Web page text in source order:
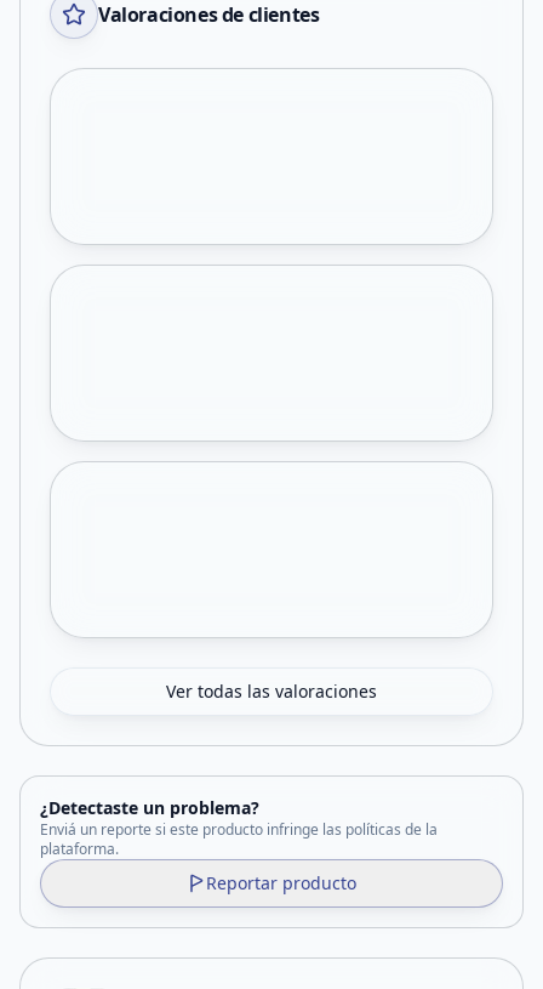
Valoraciones de clientes
Ver todas las valoraciones
¿Detectaste un problema?
Enviá un reporte si este producto infringe las políticas de la
plataforma.
Reportar producto